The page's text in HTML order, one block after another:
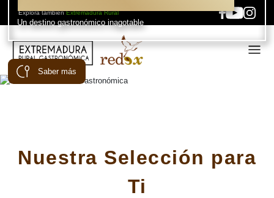
Explora tambiénExtremadura Rural
Un destino gastronómico inagotable
Saber más
Nuestra Selección para
Ti